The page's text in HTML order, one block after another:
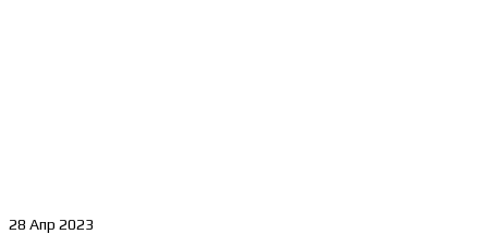
28 Апр 2023